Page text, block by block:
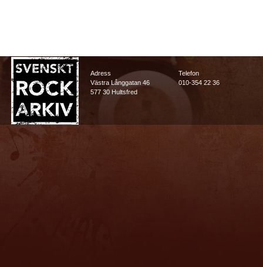
Adress
Västra Långgatan 46
577 30 Hultsfred
Telefon
010-354 22 36